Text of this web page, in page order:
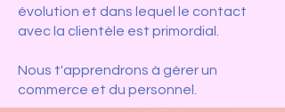
évolution et dans lequel le contact
avec la clientèle est primordial.
Nous t'apprendrons à gérer un
commerce et du personnel.